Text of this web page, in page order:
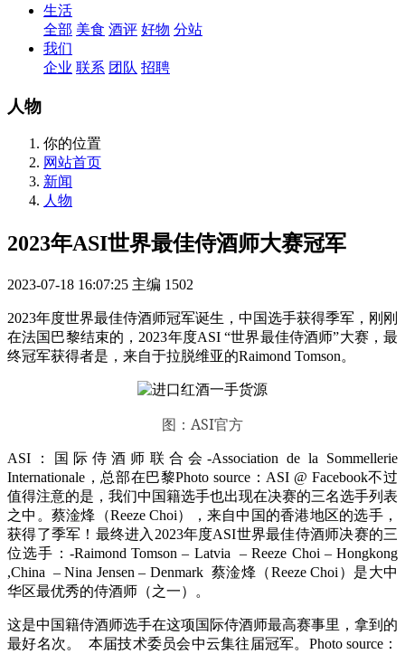
生活
全部 美食 酒评 好物 分站
我们
企业 联系 团队 招聘
人物
你的位置
网站首页
新闻
人物
2023年ASI世界最佳侍酒师大赛冠军
2023-07-18 16:07:25 主编 1502
2023年度世界最佳侍酒师冠军诞生，中国选手获得季军，刚刚
在法国巴黎结束的，2023年度ASI “世界最佳侍酒师”大赛，最
终冠军获得者是，来自于拉脱维亚的Raimond Tomson。
图：ASI官方
ASI：国际侍酒师联合会-Association de la Sommellerie
Internationale，总部在巴黎Photo source：ASI @ Facebook不过
值得注意的是，我们中国籍选手也出现在决赛的三名选手列表
之中。蔡淦烽（Reeze Choi），来自中国的香港地区的选手，
获得了季军！最终进入2023年度ASI世界最佳侍酒师决赛的三
位选手：-Raimond Tomson – Latvia – Reeze Choi – Hongkong
,China – Nina Jensen – Denmark 蔡淦烽（Reeze Choi）是大中
华区最优秀的侍酒师（之一）。
这是中国籍侍酒师选手在这项国际侍酒师最高赛事里，拿到的
最好名次。 本届技术委员会中云集往届冠军。Photo source：